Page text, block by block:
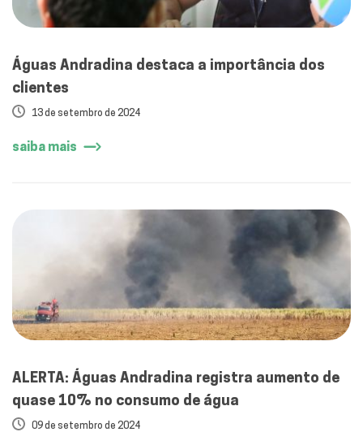
Águas Andradina destaca a importância dos
clientes
13 de setembro de 2024
saiba mais
ALERTA: Águas Andradina registra aumento de
quase 10% no consumo de água
09 de setembro de 2024